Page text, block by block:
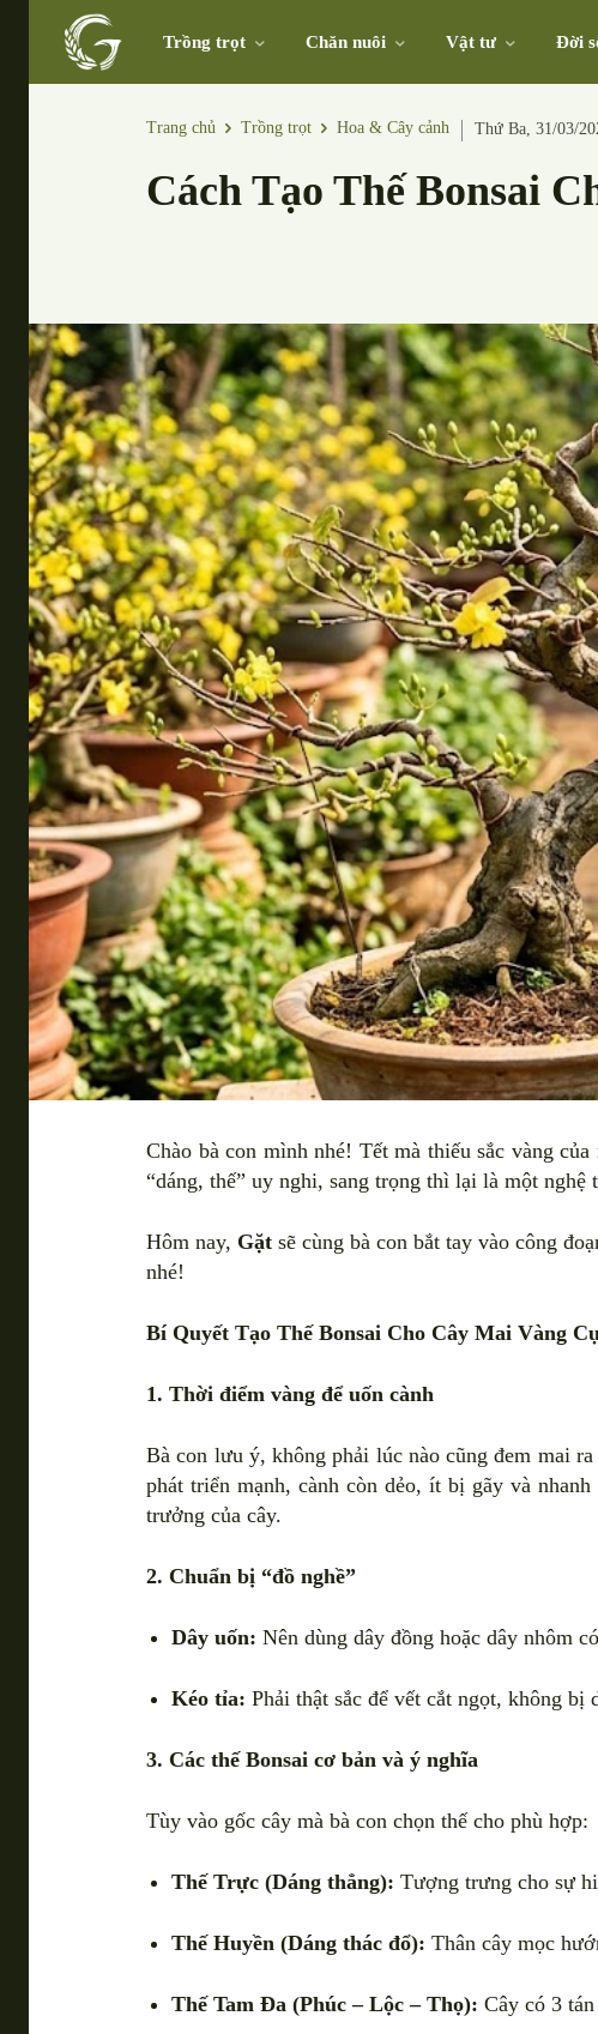
Trồng trọt Chăn nuôi Vật tư Đời
Trang chủ Trồng trọt Hoa & Cây cảnh Thứ Ba, 31/03/
Cách Tạo Thế Bonsai
Chào bà con mình nhé! Tết mà thiếu sắc vàng
“dáng, thế” uy nghi, sang trọng thì lại là một nghệ
Hôm nay, Gặt sẽ cùng bà con bắt tay vào công
nhé!
Bí Quyết Tạo Thế Bonsai Cho Cây Mai Vàng
1. Thời điểm vàng để uốn cành
Bà con lưu ý, không phải lúc nào cũng đem mai
phát triển mạnh, cành còn dẻo, ít bị gãy và
trưởng của cây.
2. Chuẩn bị “đồ nghề”
Dây uốn: Nên dùng dây đồng hoặc dây nhôm
Kéo tỉa: Phải thật sắc để vết cắt ngọt, không bị
3. Các thế Bonsai cơ bản và ý nghĩa
Tùy vào gốc cây mà bà con chọn thế cho phù hợp:
Thế Trực (Dáng thẳng): Tượng trưng cho sự
Thế Huyền (Dáng thác đổ): Thân cây mọc
Thế Tam Đa (Phúc – Lộc – Thọ): Cây có 3